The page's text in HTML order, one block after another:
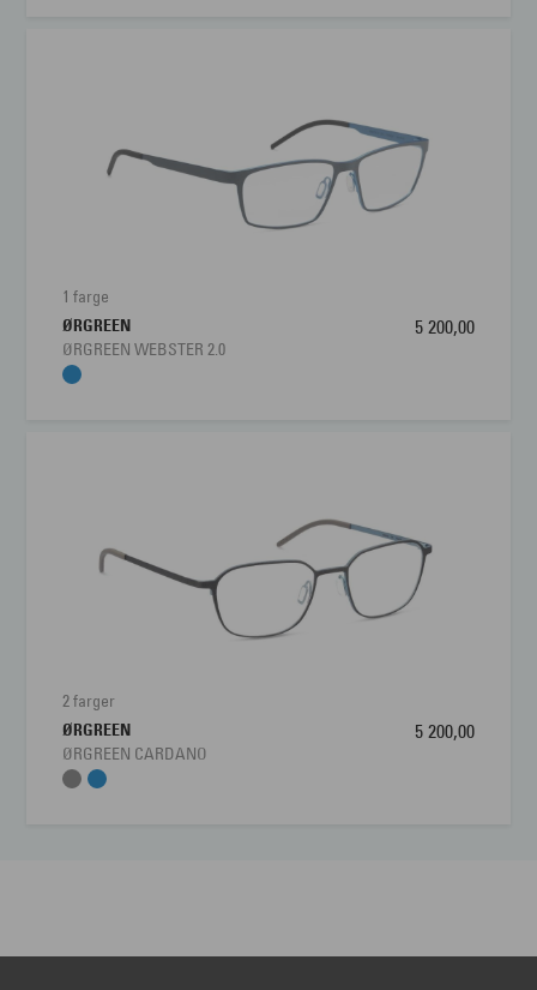
1 farge
ØRGREEN
ØRGREEN WEBSTER 2.0
5 200,00
2 farger
ØRGREEN
ØRGREEN CARDANO
5 200,00